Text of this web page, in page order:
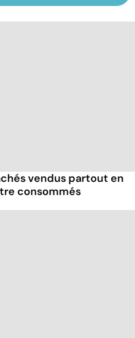
vendus partout en
consommés